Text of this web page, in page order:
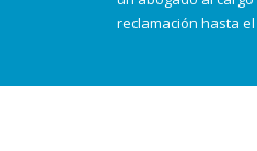
reclamación hasta